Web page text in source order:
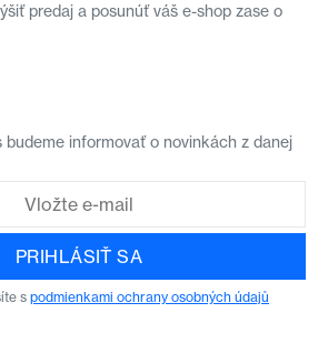
predaj a posunúť váš e-shop zase o
budeme informovať o novinkách z danej
PRIHLÁSIŤ SA
s podmienkami ochrany osobných údajů